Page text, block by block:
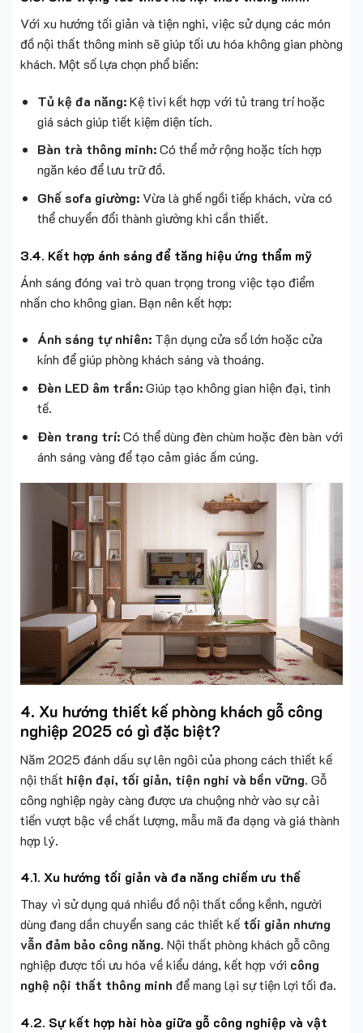
Với xu hướng tối giản và tiện nghi, việc sử dụng các món
đồ nội thất thông minh sẽ giúp tối ưu hóa không gian phòng
khách. Một số lựa chọn phổ biến:
Tủ kệ đa năng:Kệ tivi kết hợp với tủ trang trí hoặc
giá sách giúp tiết kiệm diện tích.
Bàn trà thông minh:Có thể mở rộng hoặc tích hợp
ngăn kéo để lưu trữ đồ.
Ghế sofa giường:Vừa là ghế ngồi tiếp khách, vừa có
thể chuyển đổi thành giường khi cần thiết.
3.4. Kết hợp ánh sáng để tăng hiệu ứng thẩm mỹ
Ánh sáng đóng vai trò quan trọng trong việc tạo điểm
nhấn cho không gian. Bạn nên kết hợp:
Ánh sáng tự nhiên:Tận dụng cửa sổ lớn hoặc cửa
kính để giúp phòng khách sáng và thoáng.
Đèn LED âm trần:Giúp tạo không gian hiện đại, tinh
tế.
Đèn trang trí:Có thể dùng đèn chùm hoặc đèn bàn với
ánh sáng vàng để tạo cảm giác ấm cúng.
4. Xu hướng thiết kế phòng khách gỗ công
nghiệp 2025 có gì đặc biệt?
Năm 2025 đánh dấu sự lên ngôi của phong cách thiết kế
nội thất hiện đại, tối giản, tiện nghi và bền vững. Gỗ
công nghiệp ngày càng được ưa chuộng nhờ vào sự cải
tiến vượt bậc về chất lượng, mẫu mã đa dạng và giá thành
hợp lý.
4.1. Xu hướng tối giản và đa năng chiếm ưu thế
Thay vì sử dụng quá nhiều đồ nội thất cồng kềnh, người
dùng đang dần chuyển sang các thiết kế tối giản nhưng
vẫn đảm bảo công năng. Nội thất phòng khách gỗ công
nghiệp được tối ưu hóa về kiểu dáng, kết hợp với công
nghệ nội thất thông minh để mang lại sự tiện lợi tối đa.
4.2. Sự kết hợp hài hòa giữa gỗ công nghiệp và vật